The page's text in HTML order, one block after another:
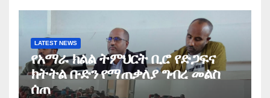
LATEST NEWS
የአማራ ክልል ትምህርት ቢሮ የድጋፍና
ክትትል ቡድን የማጠቃለያ ግብረ መልስ
ሰጠ